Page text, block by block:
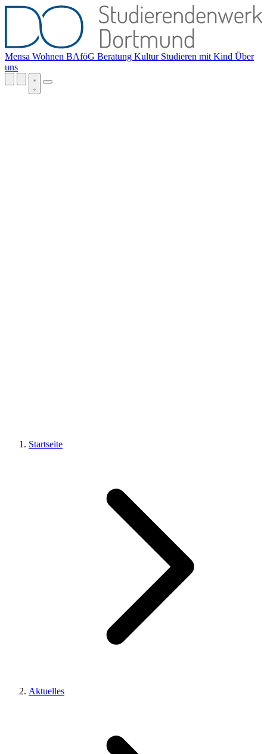
Mensa Wohnen BAföG Beratung Kultur Studieren mit Kind Über
uns
Startseite
Aktuelles